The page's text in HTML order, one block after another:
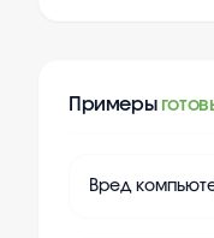
Примеры
Вред